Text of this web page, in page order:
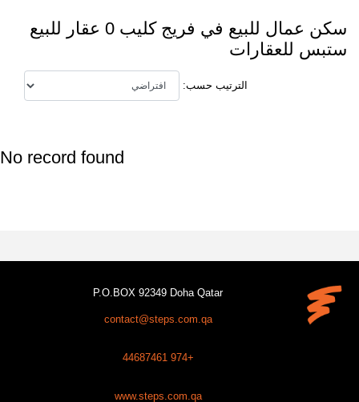
سكن عمال للبيع في فريج كليب 0 عقار للبيع
ستبس للعقارات
الترتيب حسب:
No record found
P.O.BOX 92349 Doha Qatar
contact@steps.com.qa
+974 44687461
www.steps.com.qa